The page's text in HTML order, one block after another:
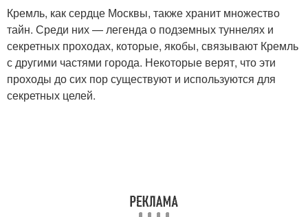
Кремль, как сердце Москвы, также хранит множество
тайн. Среди них — легенда о подземных туннелях и
секретных проходах, которые, якобы, связывают Кремль
с другими частями города. Некоторые верят, что эти
проходы до сих пор существуют и используются для
секретных целей.